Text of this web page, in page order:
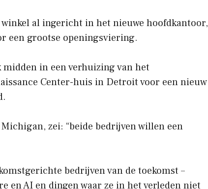
al ingericht in het nieuwe hoofdkantoor,
een grootse openingsviering.
in een verhuizing van het
Center-huis in Detroit voor een nieuw
zei: “beide bedrijven willen een
bedrijven van de toekomst –
en AI en dingen waar ze in het verleden niet